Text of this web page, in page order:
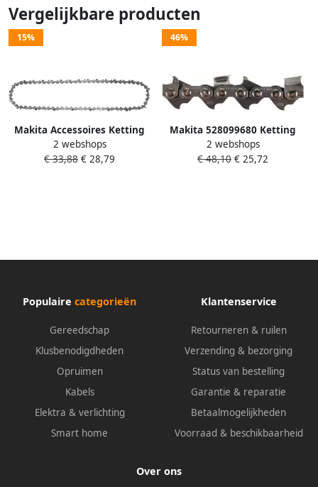
Vergelijkbare producten
15%
Makita Accessoires Ketting
099 Hks 3 8X1 5 S68 191H51-3
2 webshops
€ 33,88 € 28,79
46%
Makita 528099680 Ketting
099 &apos;"hks" 3 8x1 5 S80 |
Mtools
2 webshops
€ 48,10 € 25,72
Populaire categorieën
Gereedschap
Klusbenodigdheden
Opruimen
Kabels
Elektra & verlichting
Smart home
Klantenservice
Retourneren & ruilen
Verzending & bezorging
Status van bestelling
Garantie & reparatie
Betaalmogelijkheden
Voorraad & beschikbaarheid
Over ons